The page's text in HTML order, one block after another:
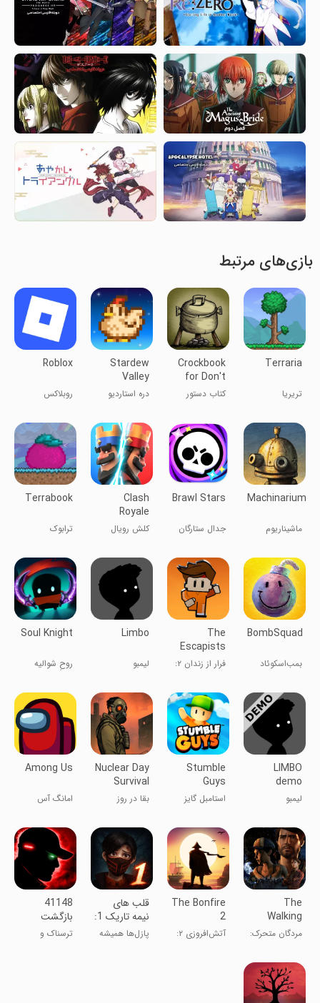
بازی‌های مرتبط
Terraria
تریریا
Crockbook
for Don't
Starve
کتاب دستور
نجات از
گرسنگی
Stardew
Valley
دره استاردیو
Roblox
روبلاکس
Machinarium
ماشیناریوم
Brawl Stars
جدال ستارگان
Clash
Royale
کلش رویال
Terrabook
ترابوک
BombSquad
بمب‌اسکوئاد
The
Escapists
2: Pocket
Breakout
فرار از زندان ۲:
Limbo
لیمبو
Soul Knight
روحِ شوالیه
LIMBO
demo
لیمبو
Stumble
Guys
استامبل گایز
Nuclear Day
Survival
بقا در روز
Among Us
امانگ آس
The
Walking
Dead: A
New Fronti
مردگان متحرک:
The Bonfire
2
Uncharted
Shores
آتش‌افروزی ۲:
‏‏‏‏‏‏‏قلب های
نیمه تاریک 1:
داستانی/
معمایی
پازل‌ها همیشه
‏‏‏‏‏‏‏41148
بازگشت
ترسناک و